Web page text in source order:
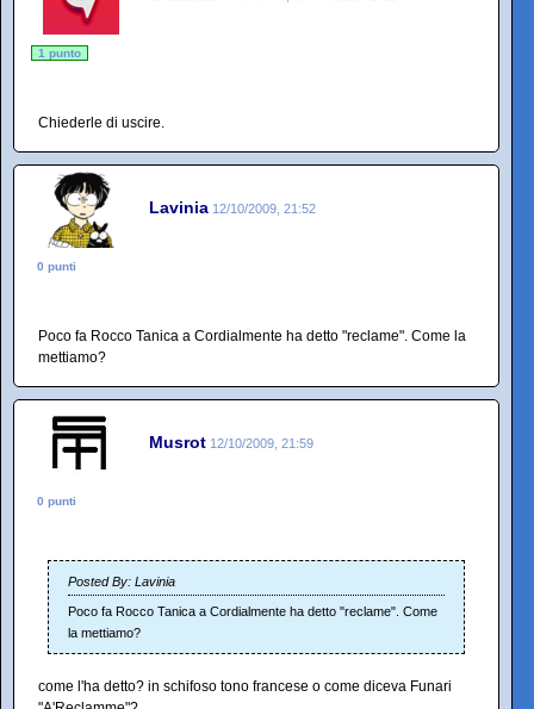
1 punto
Chiederle di uscire.
Lavinia 12/10/2009, 21:52
0 punti
Poco fa Rocco Tanica a Cordialmente ha detto "reclame". Come la
mettiamo?
Musrot 12/10/2009, 21:59
0 punti
Posted By: Lavinia
Poco fa Rocco Tanica a Cordialmente ha detto "reclame". Come
la mettiamo?
come l'ha detto? in schifoso tono francese o come diceva Funari